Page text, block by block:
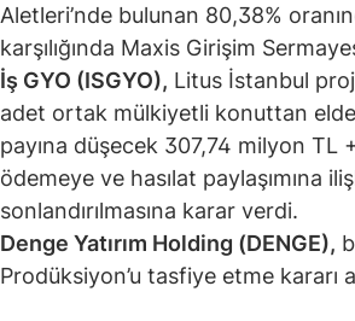
Aletleri’nde bulunan 80,38%
karşılığında Maxis Girişim
İş GYO (ISGYO), Litus İstanbul
adet ortak mülkiyetli konuttan elde
payına düşecek 307,74 milyon TL
ödemeye ve hasılat paylaşımına
sonlandırılmasına karar verdi.
Denge Yatırım Holding (DENGE),
Prodüksiyon’u tasfiye etme kararı